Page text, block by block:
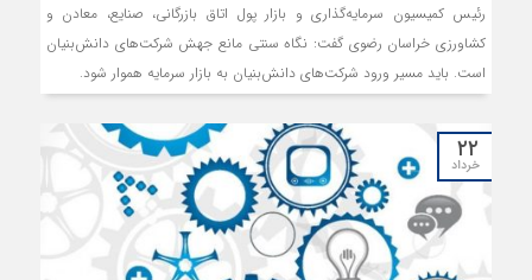
رئیس کمیسیون سرمایه‌گذاری و بازار پول اتاق بازرگانی، صنایع، معادن و
کشاورزی خراسان رضوی گفت: نگاه سنتی مانع جهش شرکت‌های دانش‌بنیان
است. باید مسیر ورود شرکت‌های دانش‌بنیان به بازار سرمایه هموار شود.
۲۲
خرداد